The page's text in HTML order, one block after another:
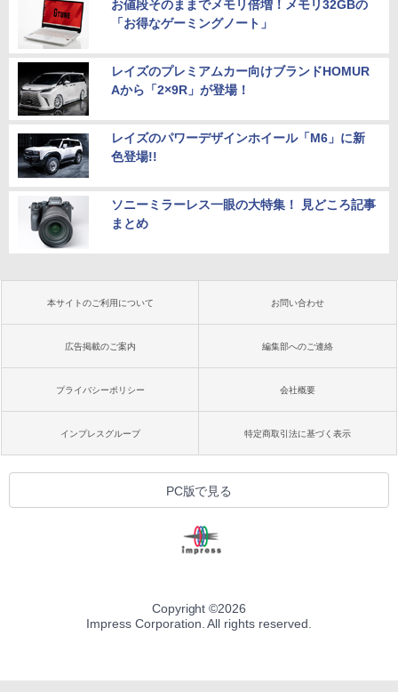
お値段そのままでメモリ倍増！メモリ32GBの
「お得なゲーミングノート」
レイズのプレミアムカー向けブランドHOMUR
Aから「2×9R」が登場！
レイズのパワーデザインホイール「M6」に新
色登場!!
ソニーミラーレス一眼の大特集！ 見どころ記事
まとめ
本サイトのご利用について お問い合わせ
広告掲載のご案内 編集部へのご連絡
プライバシーポリシー 会社概要
インプレスグループ 特定商取引法に基づく表示
PC版で見る
Copyright ©2026
Impress Corporation. All rights reserved.